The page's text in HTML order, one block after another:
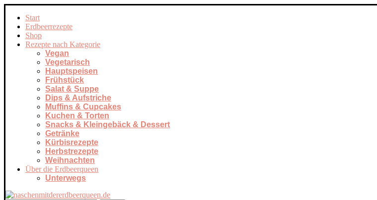
Start
Erdbeerrezepte
Shop
Rezepte nach Kategorie
Vegan
Vegetarisch
Hauptspeisen
Frühstück
Salat & Suppe
Dips & Aufstriche
Muffins & Cupcakes
Kuchen & Torten
Snacks & Kleingebäck & Dessert
Getränke
Kürbisrezepte
Herbstrezepte
Weihnachten
Über die Erdbeerqueen
Unterwegs